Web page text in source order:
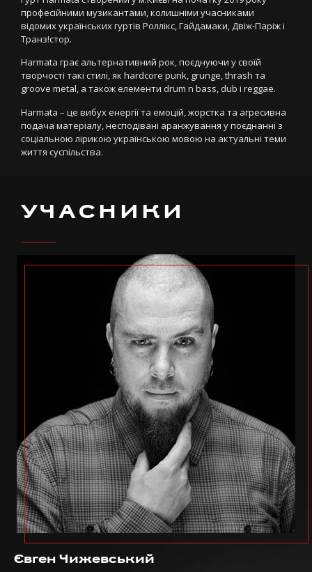
професійними музикантами, колишніми учасниками
відомих українських гуртів Роллікс, Гайдамаки, Двіж-Паріж і
Транз!стор.
Harmata грає альтернативний рок, поєднуючи у своїй
творчості такі стилі, як hardcore punk, grunge, thrash та
groove metal, а також елементи drum n bass, dub і reggae.
Harmata – це вибух енергії та емоцій, жорстка та агресивна
подача матеріалу, несподівані аранжування у поєднанні з
соціальною лірикою українською мовою на актуальні теми
життя суспільства.
УЧАСНИКИ
Євген Чижевський